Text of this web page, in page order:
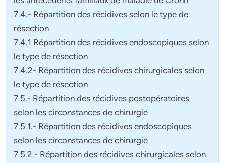
7.4.- Répartition des récidives selon le type de
résection
7.4.1 Répartition des récidives endoscopiques selon
le type de résection
7.4.2- Répartition des récidives chirurgicales selon
le type de résection
7.5.- Répartition des récidives postopératoires
selon les circonstances de chirurgie
7.5.1.- Répartition des récidives endoscopiques
selon les circonstances de chirurgie
7.5.2.- Répartition des récidives chirurgicales selon